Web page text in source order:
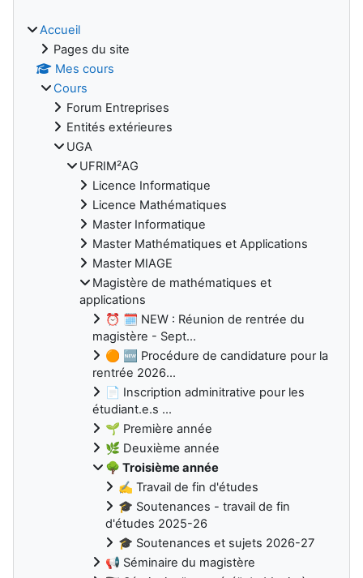
Accueil
Pages du site
Mes cours
Cours
Forum Entreprises
Entités extérieures
UGA
UFRIM²AG
Licence Informatique
Licence Mathématiques
Master Informatique
Master Mathématiques et Applications
Master MIAGE
Magistère de mathématiques et
applications
⏰ 🗓️ NEW : Réunion de rentrée du
magistère - Sept...
🟠 🆕 Procédure de candidature pour la
rentrée 2026...
📄 Inscription adminitrative pour les
étudiant.e.s ...
🌱 Première année
🌿 Deuxième année
🌳 Troisième année
✍️ Travail de fin d'études
🎓 Soutenances - travail de fin
d'études 2025-26
🎓 Soutenances et sujets 2026-27
📢 Séminaire du magistère